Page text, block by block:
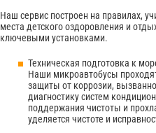
Наш сервис построен на правилах,
места детского оздоровления и
ключевыми установками.
Техническая подготовка к
Наши микроавтобусы
защиты от коррозии,
диагностику систем
поддержания чистоты и
уделяется чистоте и